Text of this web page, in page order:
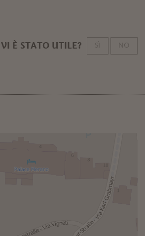
È STATO UTILE? SÌ NO